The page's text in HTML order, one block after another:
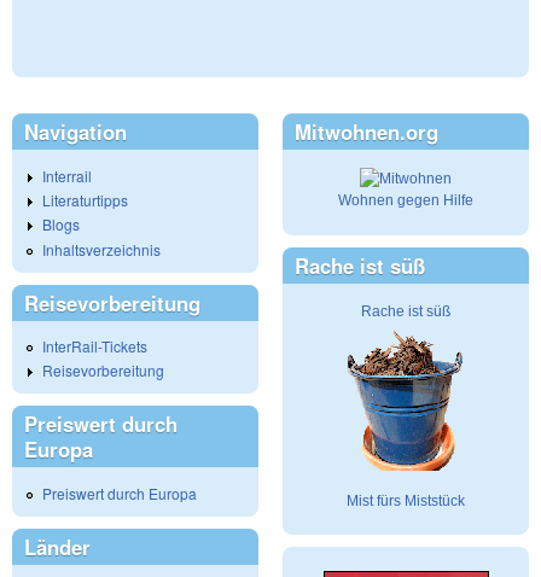
Navigation
Interrail
Literaturtipps
Blogs
Inhaltsverzeichnis
Reisevorbereitung
InterRail-Tickets
Reisevorbereitung
Preiswert durch
Europa
Preiswert durch Europa
Länder
Mitwohnen.org
Wohnen gegen Hilfe
Rache ist süß
Rache ist süß
Mist fürs Miststück